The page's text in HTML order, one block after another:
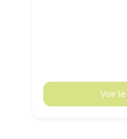
déposé 1 800
centres de
Voir